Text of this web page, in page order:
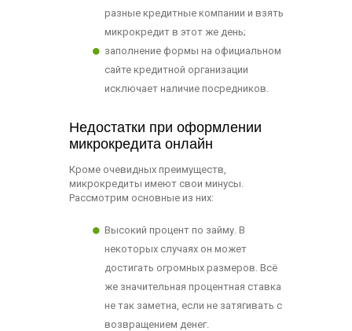
разные кредитные компании и взять
микрокредит в этот же день;
заполнение формы на официальном
сайте кредитной организации
исключает наличие посредников.
Недостатки при оформлении
микрокредита онлайн
Кроме очевидных преимуществ,
микрокредиты имеют свои минусы.
Рассмотрим основные из них:
Высокий процент по займу. В
некоторых случаях он может
достигать огромных размеров. Всё
же значительная процентная ставка
не так заметна, если не затягивать с
возвращением денег.